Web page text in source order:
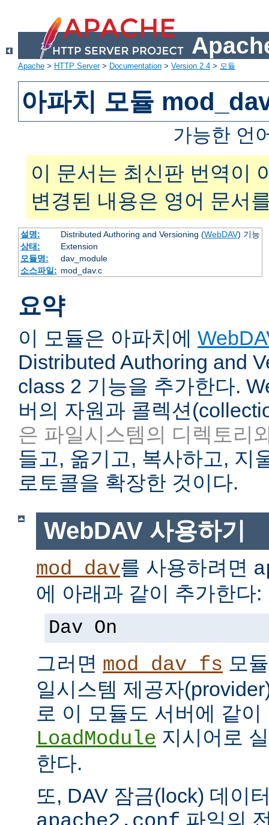
Apache > HTTP Server> Documentation > Version 2.4 > 모듈
아파치 모듈
가능한 언
이 문서는 최신판 번역이
변경된 내용은 영어 문서
설명: Distributed Authoring and Versioning (WebDAV) 기능
상태:
Extension
모듈명:
dav_module
소스파일: mod_dav.c
요약
이 모듈은 아파치에
Distributed Authoring and
class 2 기능을 추가한다.
버의 자원과 콜렉션
은 파일시스템의 디렉토리
들고, 옮기고, 복사하고, 지
로토콜을 확장한 것이다.
WebDAV 사용하기
mod_dav를 사용하려면
에 아래과 같이 추가한다:
Dav On
그러면 mod_dav_fs 모
일시스템 제공자
로 이 모듈도 서버에 같
LoadModule 지시어로
한다.
또, DAV 잠금(lock) 데이
파일의